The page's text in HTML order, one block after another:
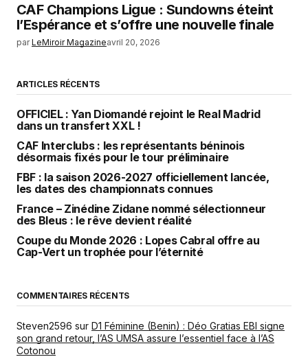
CAF Champions Ligue : Sundowns éteint
l’Espérance et s’offre une nouvelle finale
par LeMiroir Magazineavril 20, 2026
ARTICLES RÉCENTS
OFFICIEL : Yan Diomandé rejoint le Real Madrid
dans un transfert XXL !
CAF Interclubs : les représentants béninois
désormais fixés pour le tour préliminaire
FBF : la saison 2026-2027 officiellement lancée,
les dates des championnats connues
France – Zinédine Zidane nommé sélectionneur
des Bleus : le rêve devient réalité
Coupe du Monde 2026 : Lopes Cabral offre au
Cap-Vert un trophée pour l’éternité
COMMENTAIRES RÉCENTS
Steven2596 sur D1 Féminine (Benin) : Déo Gratias EBI signe
son grand retour, l’AS UMSA assure l’essentiel face à l’AS
Cotonou